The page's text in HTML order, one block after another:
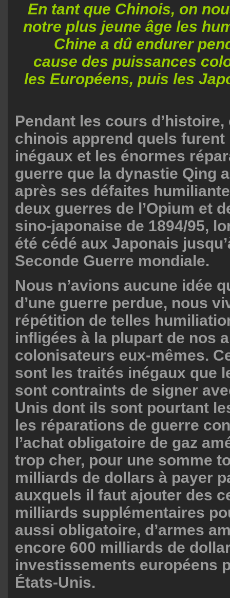
En tant que Chinois, on
notre plus jeune âge les
Chine a dû endurer
cause des puissances
les Européens, puis les
Pendant les cours
chinois apprend quels
inégaux et les énormes
guerre que la dynastie Qing
après ses défaites
deux guerres de l’Opium et
sino-japonaise de 1894/95,
été cédé aux Japonais
Seconde Guerre mondiale.
Nous n’avions aucune idée
d’une guerre perdue, nous
répétition de telles
infligées à la plupart de nos
colonisateurs eux-mêmes.
sont les traités inégaux que
sont contraints de signer
Unis dont ils sont pourtant
les réparations de guerre
l’achat obligatoire de gaz
trop cher, pour une somme
milliards de dollars à payer
auxquels il faut ajouter des
milliards supplémentaires
aussi obligatoire, d’armes
encore 600 milliards de
investissements européens
États-Unis.